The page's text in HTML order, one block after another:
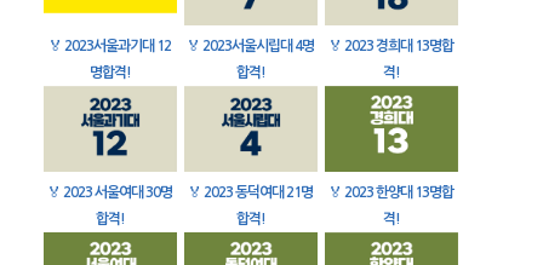
🏅 2023서울과기대 12
명합격!
🏅 2023서울시립대 4명
합격!
🏅 2023 경희대 13명합
격!
🏅 2023 서울여대 30명
합격!
🏅 2023 동덕여대 21명
합격!
🏅 2023 한양대 13명합
격!